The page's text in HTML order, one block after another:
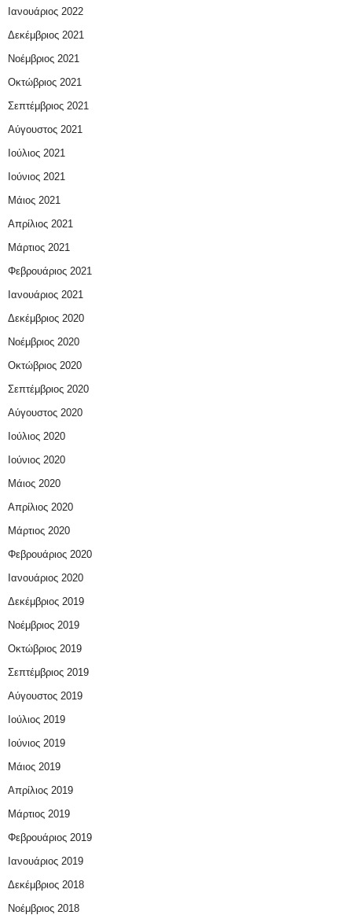
Ιανουάριος 2022
Δεκέμβριος 2021
Νοέμβριος 2021
Οκτώβριος 2021
Σεπτέμβριος 2021
Αύγουστος 2021
Ιούλιος 2021
Ιούνιος 2021
Μάιος 2021
Απρίλιος 2021
Μάρτιος 2021
Φεβρουάριος 2021
Ιανουάριος 2021
Δεκέμβριος 2020
Νοέμβριος 2020
Οκτώβριος 2020
Σεπτέμβριος 2020
Αύγουστος 2020
Ιούλιος 2020
Ιούνιος 2020
Μάιος 2020
Απρίλιος 2020
Μάρτιος 2020
Φεβρουάριος 2020
Ιανουάριος 2020
Δεκέμβριος 2019
Νοέμβριος 2019
Οκτώβριος 2019
Σεπτέμβριος 2019
Αύγουστος 2019
Ιούλιος 2019
Ιούνιος 2019
Μάιος 2019
Απρίλιος 2019
Μάρτιος 2019
Φεβρουάριος 2019
Ιανουάριος 2019
Δεκέμβριος 2018
Νοέμβριος 2018